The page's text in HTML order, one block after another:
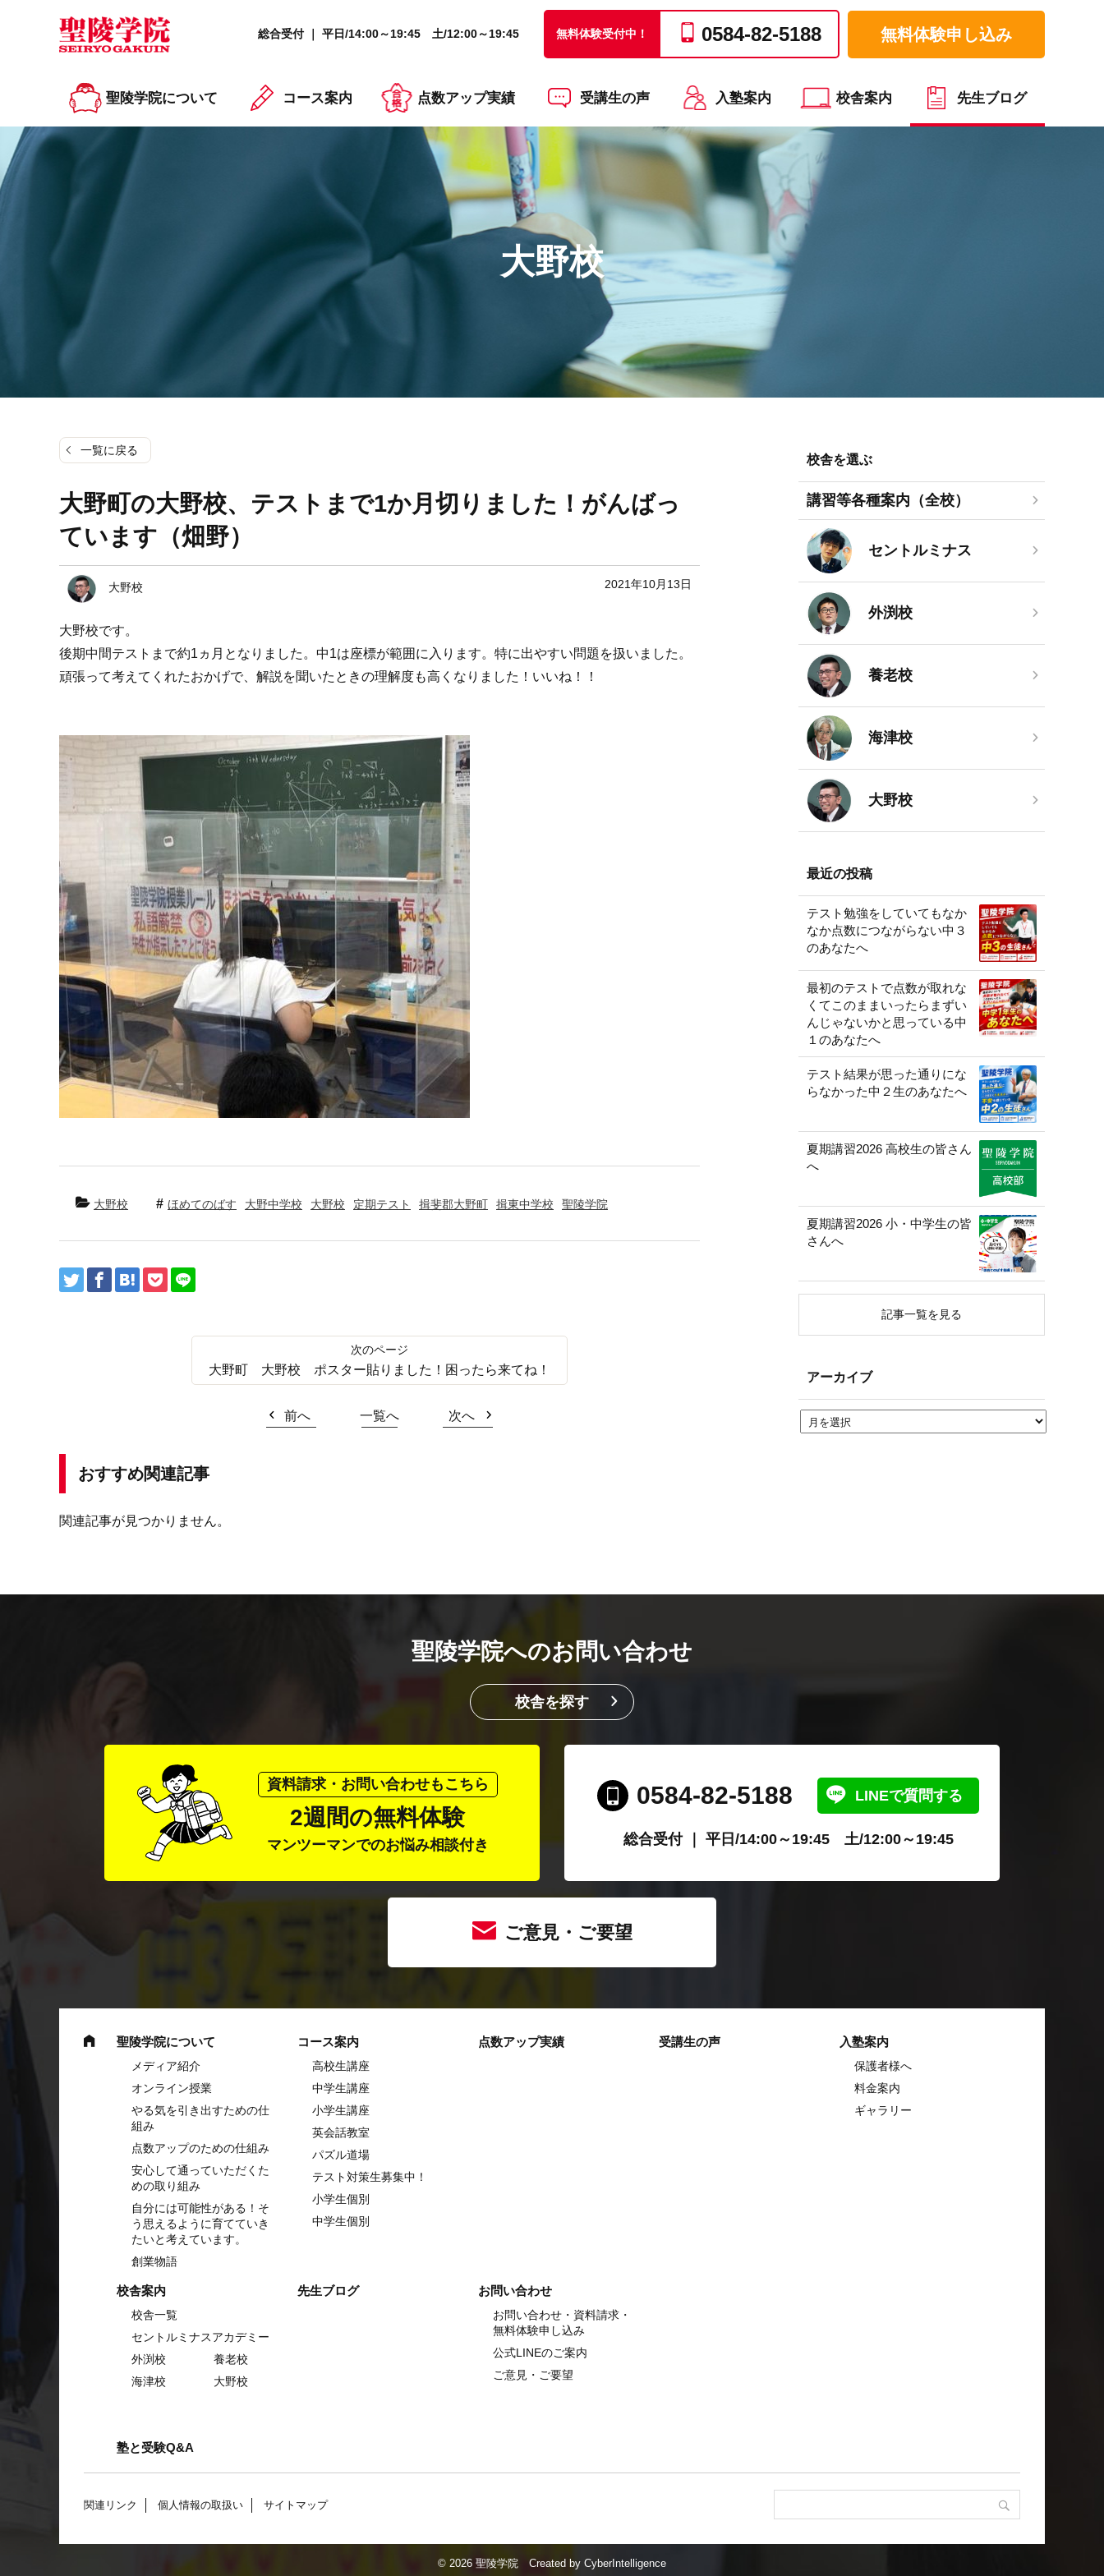
総合受付 ｜ 平日/14:00～19:45 土/12:00～19:45 無料体験受付中！ 0584-82-5188 無料体験申し込み
聖陵学院について コース案内 点数アップ実績 受講生の声 入塾案内 校舎案内 先生ブログ
大野校
一覧に戻る
大野町の大野校、テストまで1か月切りました！がんばっ
ています（畑野）
大野校 2021年10月13日
大野校です。
後期中間テストまで約1ヵ月となりました。中1は座標が範囲に入ります。特に出やすい問題を扱いました。
頑張って考えてくれたおかげで、解説を聞いたときの理解度も高くなりました！いいね！！
大野校 ほめてのばす 大野中学校 大野校 定期テスト 揖斐郡大野町 揖東中学校 聖陵学院
大野町 大野校 ポスター貼りました！困ったら来てね！
前へ 一覧へ 次へ
おすすめ関連記事
関連記事が見つかりません。
校舎を選ぶ
講習等各種案内（全校）
セントルミナス
外渕校
養老校
海津校
大野校
最近の投稿
テスト勉強をしていてもなか
なか点数につながらない中３
のあなたへ
最初のテストで点数が取れな
くてこのままいったらまずい
んじゃないかと思っている中
１のあなたへ
テスト結果が思った通りにな
らなかった中２生のあなたへ
夏期講習2026 高校生の皆さん
へ
夏期講習2026 小・中学生の皆
さんへ
記事一覧を見る
アーカイブ
聖陵学院へのお問い合わせ
校舎を探す
資料請求・お問い合わせもこちら
2週間の無料体験
マンツーマンでのお悩み相談付き
0584-82-5188 LINEで質問する
総合受付 ｜ 平日/14:00～19:45 土/12:00～19:45
ご意見・ご要望
聖陵学院について
メディア紹介
オンライン授業
やる気を引き出すための仕
組み
点数アップのための仕組み
安心して通っていただくた
めの取り組み
自分には可能性がある！そ
う思えるように育てていき
たいと考えています。
創業物語
コース案内
高校生講座
中学⽣講座
⼩学⽣講座
英会話教室
パズル道場
テスト対策生募集中！
小学生個別
中学生個別
点数アップ実績 受講生の声 入塾案内
保護者様へ
料金案内
ギャラリー
校舎案内
校舎一覧
セントルミナスアカデミー
外渕校
養老校
海津校
大野校
先生ブログ お問い合わせ
お問い合わせ・資料請求・
無料体験申し込み
公式LINEのご案内
ご意見・ご要望
塾と受験Q&A
関連リンク 個人情報の取扱い サイトマップ
© 2026 聖陵学院 Created by CyberIntelligence